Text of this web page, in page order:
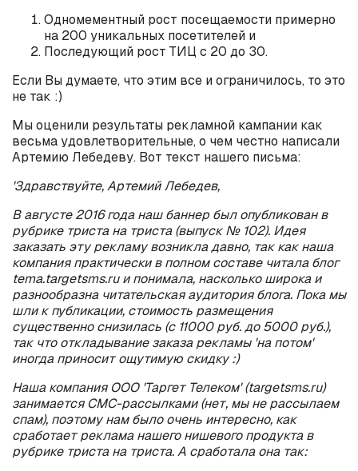
Одномементный рост посещаемости примерно
на 200 уникальных посетителей и
Последующий рост ТИЦ с 20 до 30.
Если Вы думаете, что этим все и ограничилось, то это
не так :)
Мы оценили результаты рекламной кампании как
весьма удовлетворительные, о чем честно написали
Артемию Лебедеву. Вот текст нашего письма:
'Здравствуйте, Артемий Лебедев,
В августе 2016 года наш баннер был опубликован в
рубрике триста на триста (выпуск № 102). Идея
заказать эту рекламу возникла давно, так как наша
компания практически в полном составе читала блог
tema.targetsms.ru и понимала, насколько широка и
разнообразна читательская аудитория блога. Пока мы
шли к публикации, стоимость размещения
существенно снизилась (с 11000 руб. до 5000 руб.),
так что откладывание заказа рекламы 'на потом'
иногда приносит ощутимую скидку :)
Наша компания ООО 'Таргет Телеком' (targetsms.ru)
занимается СМС-рассылками (нет, мы не рассылаем
спам), поэтому нам было очень интересно, как
сработает реклама нашего нишевого продукта в
рубрике триста на триста. А сработала она так: